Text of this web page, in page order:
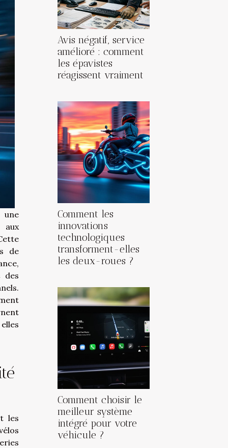
aux
de
des
les
Avis négatif, service
amélioré : comment
les épavistes
réagissent vraiment
Comment les
innovations
technologiques
transforment-elles
les deux-roues ?
Comment choisir le
meilleur système
intégré pour votre
véhicule ?